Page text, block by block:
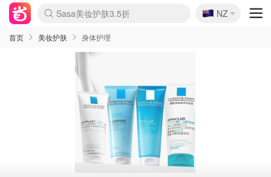
lululemon折扣上新
Sasa美妆护肤3.5折
SSENSE年中3折
FreshBeauty好价汇总
Cettire降价+叠9折
Farfetch折上8折
WWS Coles超市实拍
viagogo二手票捡漏
Myer清仓1折起
The Outnet奢牌1折起
David Jones 3折起
Flannels大牌1折
Perfumes Club护肤1折
AMIRO返校季6.2折
Oweek抽奖送Airpods
Amazon折扣汇总
eToro入金$200送$50
Amazon数码好物
ICONIC本周7.5折
ThedoubleF高奢地板价
Moose Knuckles 6折
丝芙兰5折起
EUFY官网3.7折起
Selenichast首饰2折
Trip机票酒店促销
YSL送5件彩妆礼
Amazon家居好物
BIGBANG巡演开票
David Jones时尚3折
Amazon美妆护肤
雅漾大喷$8
过敏原检测盒$33
伊索独家赠50ml沐浴露
科颜氏清仓3折
SEALIFE海洋馆门票6折
丝塔芙大白罐$16
订阅Newsletter送香薰
Cult Beauty 6.8折
Harrods圣诞日历2.3折
LN-CC奢牌私促3折
d'Alba空姐喷雾$16
EVE LOM套装逆天2折
Bernardelli独家4折
Adore Beauty 6折起
CT圣诞日历
Mytheresa奢品2.7折
Luxury Escapes 9折
Currentbody美容仪9折
卡诗9折+赠4件礼
MOON Garden Live
ALLSAINTS美衣3折
Roborock扫地机3.7折
Tingo Life水杯$24
Valentino官网5折
CR洗发护发6.3折
🇳🇿
NZ
首页 美妆护肤 身体护理